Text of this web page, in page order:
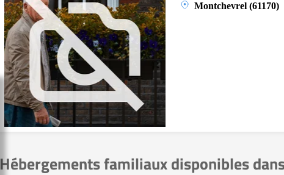
Montchevrel (61170)
Hébergements familiaux disponibles